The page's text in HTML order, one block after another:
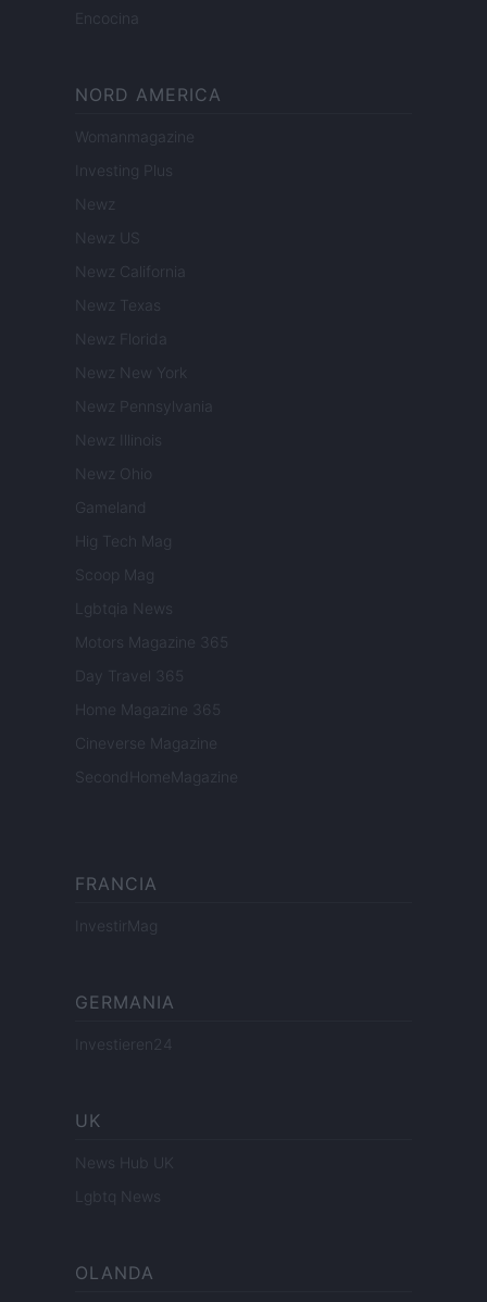
Encocina
NORD AMERICA
Womanmagazine
Investing Plus
Newz
Newz US
Newz California
Newz Texas
Newz Florida
Newz New York
Newz Pennsylvania
Newz Illinois
Newz Ohio
Gameland
Hig Tech Mag
Scoop Mag
Lgbtqia News
Motors Magazine 365
Day Travel 365
Home Magazine 365
Cineverse Magazine
SecondHomeMagazine
FRANCIA
InvestirMag
GERMANIA
Investieren24
UK
News Hub UK
Lgbtq News
OLANDA